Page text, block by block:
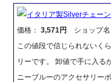
イタリア製Silverチェー
価格：3,571円
ショップ名
この値段で信じられないく
リーです。 卸値で手に入る
ニーブルーのアクセサリー